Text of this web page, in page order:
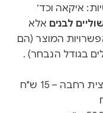
איקאה וכד׳
לבנים אלא
המוצר (הם
בגודל הנבחר) .
– 15 ש"ח